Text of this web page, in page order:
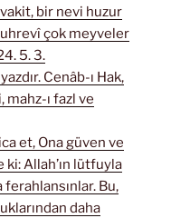
bir nevi huzur
çok meyveler
5. 3.
Cenâb-ı Hak,
ı fazl ve
et, Ona güven ve
ki: Allah’ın lütfuyla
Bu,
daha